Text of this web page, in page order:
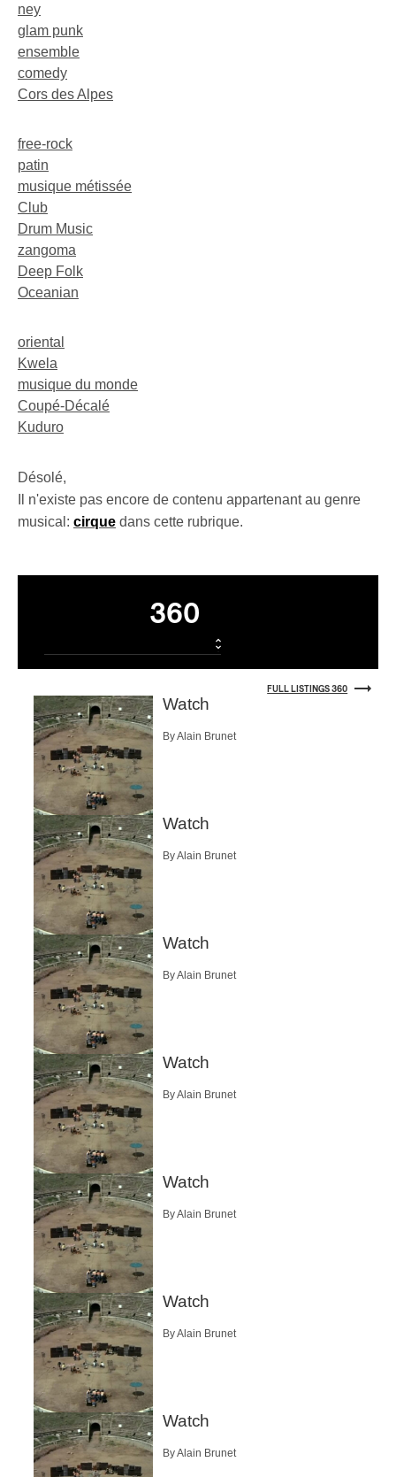
ney
glam punk
ensemble
comedy
Cors des Alpes
free-rock
patin
musique métissée
Club
Drum Music
zangoma
Deep Folk
Oceanian
oriental
Kwela
musique du monde
Coupé-Décalé
Kuduro
Désolé,
Il n'existe pas encore de contenu appartenant au genre
musical: cirque dans cette rubrique.
360
FULL LISTINGS 360
Watch
By Alain Brunet
Watch
By Alain Brunet
Watch
By Alain Brunet
Watch
By Alain Brunet
Watch
By Alain Brunet
Watch
By Alain Brunet
Watch
By Alain Brunet